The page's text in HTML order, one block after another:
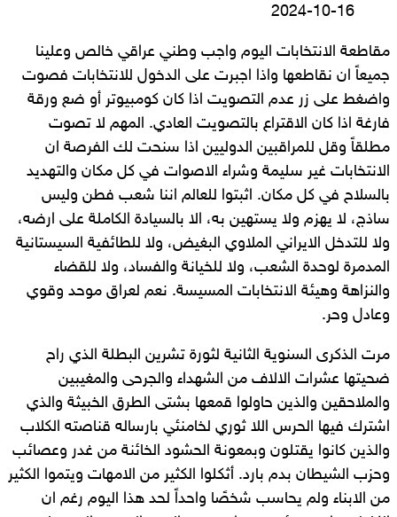
2024-10-16
مقاطعة الانتخابات اليوم واجب وطني عراقي خالص وعلينا
جميعاً ان نقاطعها واذا اجبرت على الدخول للانتخابات فصوت
واضغط على زر عدم التصويت اذا كان كومبيوتر أو ضع ورقة
فارغة اذا كان الاقتراع بالتصويت العادي. المهم لا تصوت
مطلقاً وقل للمراقبين الدوليين اذا سنحت لك الفرصة ان
الانتخابات غير سليمة وشراء الاصوات في كل مكان والتهديد
بالسلاح في كل مكان. اثبتوا للعالم اننا شعب فطن وليس
ساذج، لا يهزم ولا يستهين به، الا بالسيادة الكاملة على ارضه،
ولا للتدخل الايراني الملاوي البغيض، ولا للطائفية السيستانية
المدمرة لوحدة الشعب، ولا للخيانة والفساد، ولا للقضاء
والنزاهة وهيئة الانتخابات المسيسة. نعم لعراق موحد وقوي
وعادل وحر.
مرت الذكرى السنوية الثانية لثورة تشرين البطلة الذي راح
ضحيتها عشرات الالاف من الشهداء والجرحى والمغيبين
والملاحقين والذين حاولوا قمعها بشتى الطرق الخبيثة والذي
اشترك فيها الحرس اللا ثوري لخامنئي بارساله قناصته الكلاب
والذين كانوا يقتلون وبمعونة الحشود الخائنة من غدر وعصائب
وحزب الشيطان بدم بارد. أثكلوا الكثير من الامهات ويتموا الكثير
من الابناء ولم يحاسب شخصًا واحداً لحد هذا اليوم رغم ان